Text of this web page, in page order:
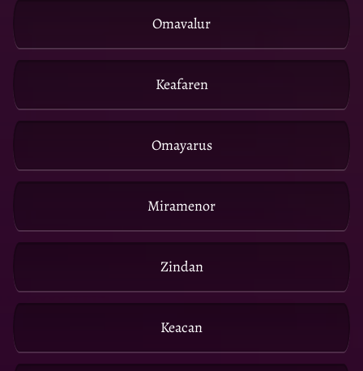
Omavalur
Keafaren
Omayarus
Miramenor
Zindan
Keacan